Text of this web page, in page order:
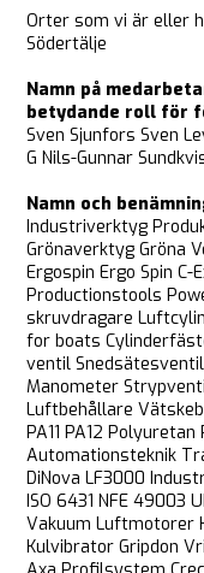
Orter som vi är eller
Södertälje
Namn på
betydande roll för
Sven Sjunfors Sven
G Nils-Gunnar
Namn och
Industriverktyg
Grönaverktyg Gröna
Ergospin Ergo Spin
Productionstools
skruvdragare
for boats
ventil
Manometer
Luftbehållare
PA11 PA12
Automationsteknik
DiNova LF3000
ISO 6431 NFE 49003
Vakuum Luftmotorer
Kulvibrator Gripdon